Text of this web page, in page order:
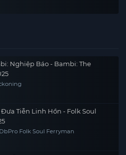
Nghiệp Báo - Bambi: The
Tiễn Linh Hồn - Folk Soul
Cast & crew IMDbPro Folk Soul Ferryman